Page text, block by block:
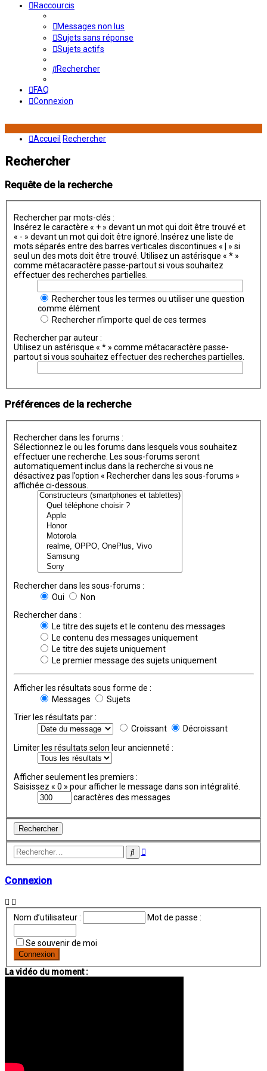
Raccourcis
Messages non lus
Sujets sans réponse
Sujets actifs
Rechercher
FAQ
Connexion
Accueil Rechercher
Rechercher
Requête de la recherche
Rechercher par mots-clés :
Insérez le caractère « + » devant un mot qui doit être trouvé et
« - » devant un mot qui doit être ignoré. Insérez une liste de
mots séparés entre des barres verticales discontinues « | » si
seul un des mots doit être trouvé. Utilisez un astérisque « * »
comme métacaractère passe-partout si vous souhaitez
effectuer des recherches partielles.
Rechercher tous les termes ou utiliser une question
comme élément
Rechercher n’importe quel de ces termes
Rechercher par auteur :
Utilisez un astérisque « * » comme métacaractère passe-
partout si vous souhaitez effectuer des recherches partielles.
Préférences de la recherche
Rechercher dans les forums :
Sélectionnez le ou les forums dans lesquels vous souhaitez
effectuer une recherche. Les sous-forums seront
automatiquement inclus dans la recherche si vous ne
désactivez pas l’option « Rechercher dans les sous-forums »
affichée ci-dessous.
Rechercher dans les sous-forums :
Oui
Non
Rechercher dans :
Le titre des sujets et le contenu des messages
Le contenu des messages uniquement
Le titre des sujets uniquement
Le premier message des sujets uniquement
Afficher les résultats sous forme de :
Messages
Sujets
Trier les résultats par :
Croissant
Décroissant
Limiter les résultats selon leur ancienneté :
Afficher seulement les premiers :
Saisissez « 0 » pour afficher le message dans son intégralité.
caractères des messages
Rechercher
Recherche
Connexion
Nom d’utilisateur : Mot de passe :
Se souvenir de moi
La vidéo du moment :